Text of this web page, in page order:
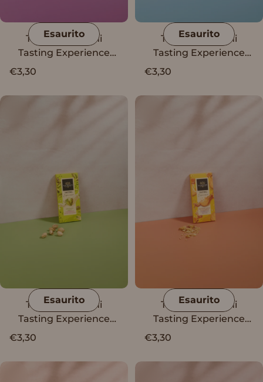
Esaurito
Tavoletta Vanini
Tasting Experience
cioccolato fondente,
€3,30
Esaurito
Tavoletta Vanini
Tasting Experience
cioccolato al latte, pop
sale
€3,30
Esaurito
Tavoletta Vanini
Tasting Experience
cioccolato bianco e
salata
€3,30
Esaurito
Tavoletta Vanini
Tasting Experience
cioccolato al caramello
biscotto
€3,30